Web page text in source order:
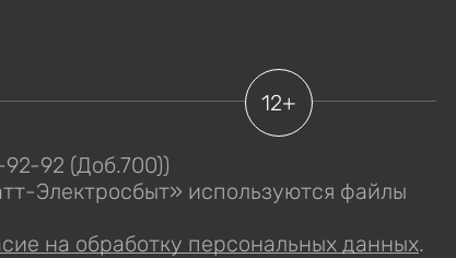
12+
92 (Доб.700))
Электросбыт» используются файлы
на обработку персональных данных.